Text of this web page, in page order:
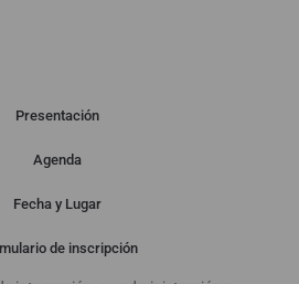
Presentación
Agenda
Fecha y Lugar
de inscripción
diseño y construcción del centro de